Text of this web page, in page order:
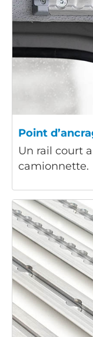
Point
Un rail court
camionnette.